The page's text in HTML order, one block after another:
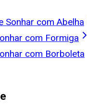
Sonhar com Abelha
com Formiga
com Borboleta